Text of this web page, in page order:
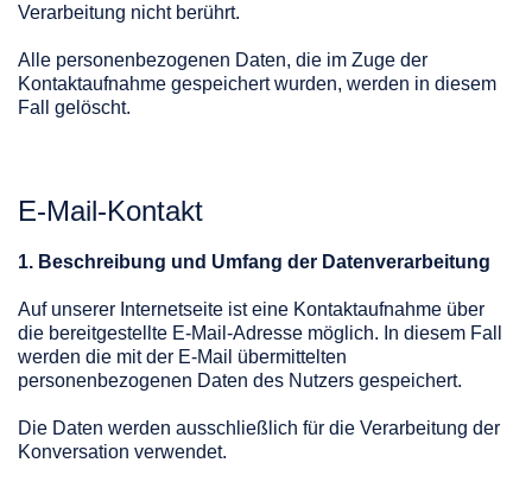
Verarbeitung nicht berührt.
Alle personenbezogenen Daten, die im Zuge der
Kontaktaufnahme gespeichert wurden, werden in diesem
Fall gelöscht.
E-Mail-Kontakt
1. Beschreibung und Umfang der Datenverarbeitung
Auf unserer Internetseite ist eine Kontaktaufnahme über
die bereitgestellte E-Mail-Adresse möglich. In diesem Fall
werden die mit der E-Mail übermittelten
personenbezogenen Daten des Nutzers gespeichert.
Die Daten werden ausschließlich für die Verarbeitung der
Konversation verwendet.